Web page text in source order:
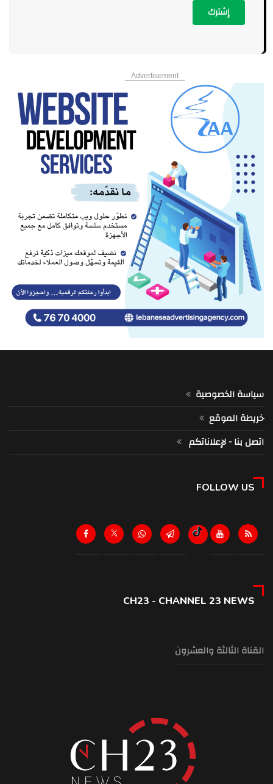
إشترك
Advertisement
سياسة الخصوصية
خريطة الموقع
اتصل بنا - لإعلاناتكم
FOLLOW US
CH23 - CHANNEL 23 NEWS
القناة الثالثة والعشرون